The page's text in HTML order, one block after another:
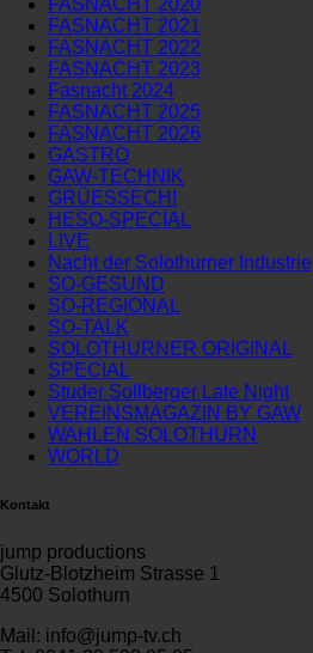
FASNACHT 2020
FASNACHT 2021
FASNACHT 2022
FASNACHT 2023
Fasnacht 2024
FASNACHT 2025
FASNACHT 2026
GASTRO
GAW-TECHNIK
GRÜESSECH!
HESO-SPECIAL
LIVE
Nacht der Solothurner Industrie
SO-GESUND
SO-REGIONAL
SO-TALK
SOLOTHURNER ORIGINAL
SPECIAL
Studer Sollberger Late Night
VEREINSMAGAZIN BY GAW
WAHLEN SOLOTHURN
WORLD
Kontakt
jump productions
Glutz-Blotzheim Strasse 1
4500 Solothurn
Mail: info@jump-tv.ch